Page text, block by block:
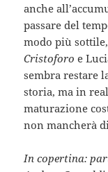
anche
passare del
modo più
Cristoforo e
sembra restare
storia, ma in
maturazione
non mancherà
In copertina: